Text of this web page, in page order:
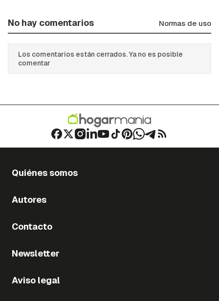
No hay comentarios Normas de uso
Los comentarios están cerrados. Ya no es posible
comentar
Quiénes somos
Autores
Contacto
Newsletter
Aviso legal